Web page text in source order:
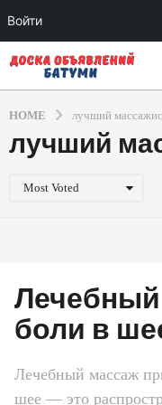
Войти
HOME лучший
лучший
Most Voted
боли в
Лечебный массаж
шее — это